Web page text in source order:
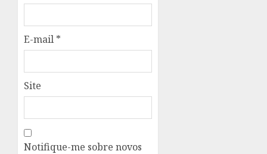
E-mail *
Site
Notifique-me sobre novos